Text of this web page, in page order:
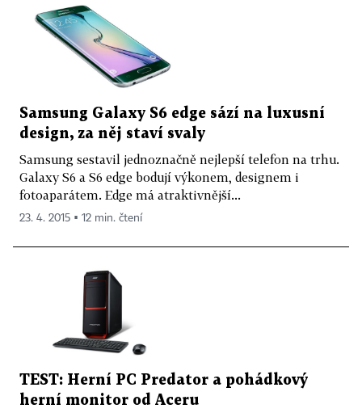
Samsung Galaxy S6 edge sází na luxusní
design, za něj staví svaly
Samsung sestavil jednoznačně nejlepší telefon na trhu.
Galaxy S6 a S6 edge bodují výkonem, designem i
fotoaparátem. Edge má atraktivnější...
23. 4. 2015 ▪ 12 min. čtení
TEST: Herní PC Predator a pohádkový
herní monitor od Aceru